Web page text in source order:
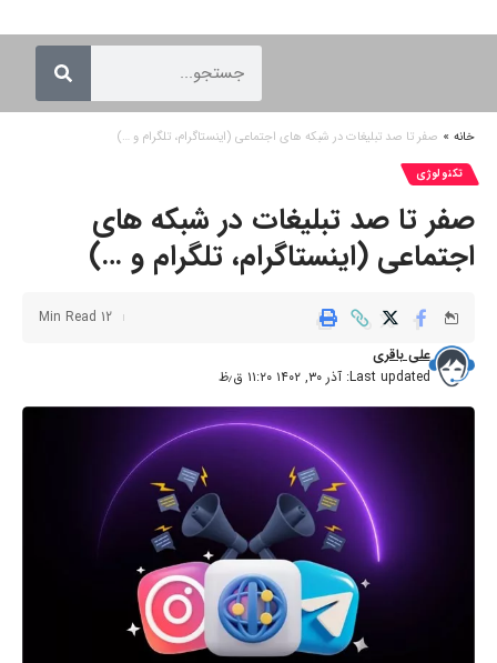
خانه » صفر تا صد تبلیغات در شبکه های اجتماعی (اینستاگرام، تلگرام و …)
تکنولوژی
صفر تا صد تبلیغات در شبکه های
اجتماعی (اینستاگرام، تلگرام و …)
Last updated: آذر ۳۰, ۱۴۰۲ ۱۱:۲۰ ق٫ظ
علی باقری
12 Min Read